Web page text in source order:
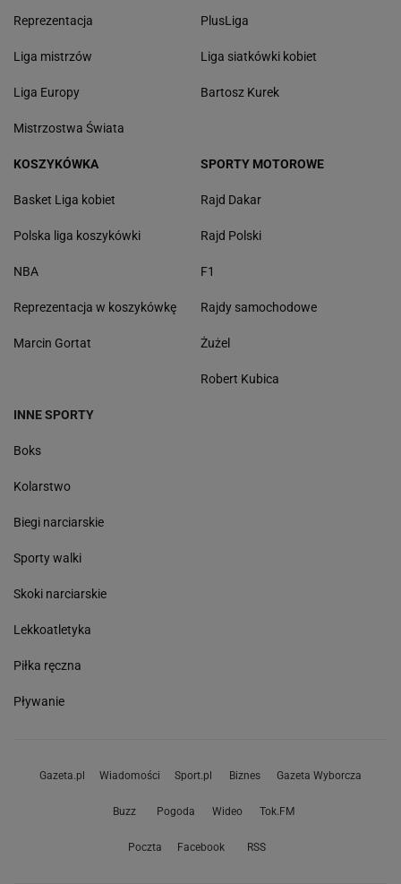
Reprezentacja
Liga mistrzów
Liga Europy
Mistrzostwa Świata
PlusLiga
Liga siatkówki kobiet
Bartosz Kurek
KOSZYKÓWKA
Basket Liga kobiet
Polska liga koszykówki
NBA
Reprezentacja w koszykówkę
Marcin Gortat
SPORTY MOTOROWE
Rajd Dakar
Rajd Polski
F1
Rajdy samochodowe
Żużel
Robert Kubica
INNE SPORTY
Boks
Kolarstwo
Biegi narciarskie
Sporty walki
Skoki narciarskie
Lekkoatletyka
Piłka ręczna
Pływanie
Gazeta.pl Wiadomości Sport.pl Biznes Gazeta Wyborcza
Buzz Pogoda Wideo Tok.FM
Poczta Facebook RSS